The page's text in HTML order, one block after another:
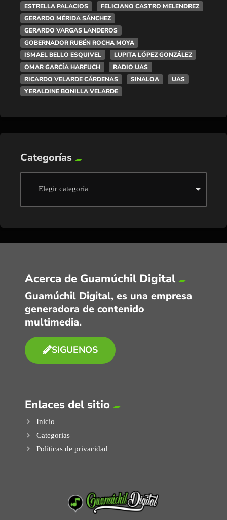
ESTRELLA PALACIOS
FELICIANO CASTRO MELENDREZ
GERARDO MÉRIDA SÁNCHEZ
GERARDO VARGAS LANDEROS
GOBERNADOR RUBÉN ROCHA MOYA
ISMAEL BELLO ESQUIVEL
LUPITA LÓPEZ GONZÁLEZ
OMAR GARCÍA HARFUCH
RADIO UAS
RICARDO VELARDE CÁRDENAS
SINALOA
UAS
YERALDINE BONILLA VELARDE
Categorías
Acerca de Guamúchil Digital
Guamúchil Digital, es una empresa
generadora de contenido
multimedia.
SIGUENOS
Enlaces del sitio
Inicio
Categorias
Políticas de privacidad